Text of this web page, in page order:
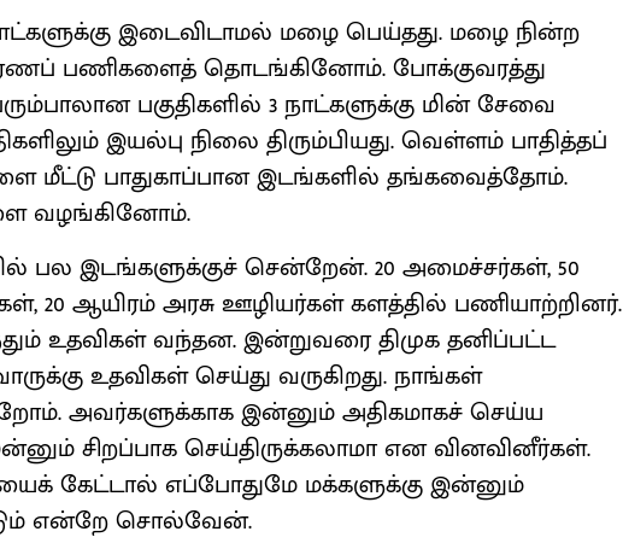
இடைவிடாமல் மழை பெய்தது. மழை நின்ற
பணிகளைத் தொடங்கினோம். போக்குவரத்து
பகுதிகளில் 3 நாட்களுக்கு மின் சேவை
இயல்பு நிலை திரும்பியது. வெள்ளம் பாதித்தப்
மீட்டு பாதுகாப்பான இடங்களில் தங்கவைத்தோம்.
வழங்கினோம்.
பல இடங்களுக்குச் சென்றேன். 20 அமைச்சர்கள், 50
20 ஆயிரம் அரசு ஊழியர்கள் களத்தில் பணியாற்றினர்.
உதவிகள் வந்தன. இன்றுவரை திமுக தனிப்பட்ட
உதவிகள் செய்து வருகிறது. நாங்கள்
அவர்களுக்காக இன்னும் அதிகமாகச் செய்ய
சிறப்பாக செய்திருக்கலாமா என வினவினீர்கள்.
கேட்டால் எப்போதுமே மக்களுக்கு இன்னும்
என்றே சொல்வேன்.